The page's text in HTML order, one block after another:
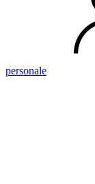
personale